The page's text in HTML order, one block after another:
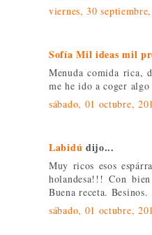
viernes, 30
Sofía Mil ideas mil
Menuda comida rica,
me he ido a coger algo
sábado, 01 octubre,
Labidú dijo...
Muy ricos esos
holandesa!!! Con
Buena receta. Besinos.
sábado, 01 octubre,